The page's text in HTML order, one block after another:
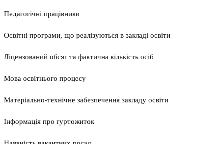
Педагогічні працівники
Освітні програми, що реалізуються в закладі освіти
Ліцензований обсяг та фактична кількість осіб
Мова освітнього процесу
Матеріально-технічне забезпечення закладу освіти
Інформація про гуртожиток